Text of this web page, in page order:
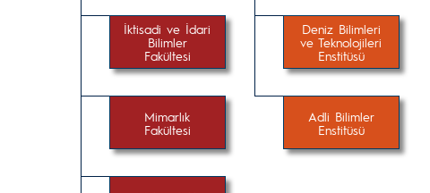
İktisadi ve İdari
Bilimler
Fakültesi
Mimarlık
Fakültesi
Deniz Bilimleri
ve Teknolojileri
Enstitüsü
Adli Bilimler
Enstitüsü